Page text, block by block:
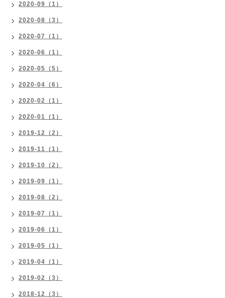
2020-09（1）
2020-08（3）
2020-07（1）
2020-06（1）
2020-05（5）
2020-04（6）
2020-02（1）
2020-01（1）
2019-12（2）
2019-11（1）
2019-10（2）
2019-09（1）
2019-08（2）
2019-07（1）
2019-06（1）
2019-05（1）
2019-04（1）
2019-02（3）
2018-12（3）